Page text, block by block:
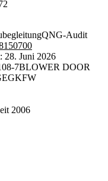
QNG-Audit
28. Juni 2026
7BLOWER DOOR
KFW
2006